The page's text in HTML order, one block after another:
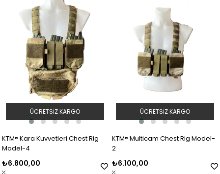
KTM® Kara Kuvvetleri Chest Rig
Model-4
₺6.800,00
ÜCRETSIZ KARGO
KTM® Multicam Chest Rig Model-
2
₺6.100,00
ÜCRETSIZ KARGO